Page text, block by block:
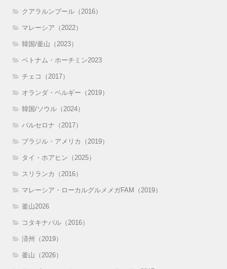
クアラルンプール（2016）
マレーシア（2022）
韓国/釜山（2023）
ベトナム・ホーチミン2023
チェコ（2017）
オランダ・ベルギー（2019）
韓国/ソウル（2024）
バルセロナ（2017）
ブラジル・アメリカ（2019）
タイ・ホアヒン（2025）
スリランカ（2016）
マレーシア・ローカルグルメメガFAM（2019）
釜山2026
コタキナバル（2016）
済州（2019）
釜山（2026）